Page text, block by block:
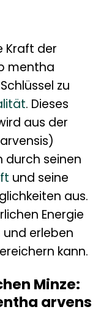
Kraft der
mentha
zu
. Dieses
aus der
durch seinen
und seine
aus.
Energie
erleben
kann.
Minze:
arvens